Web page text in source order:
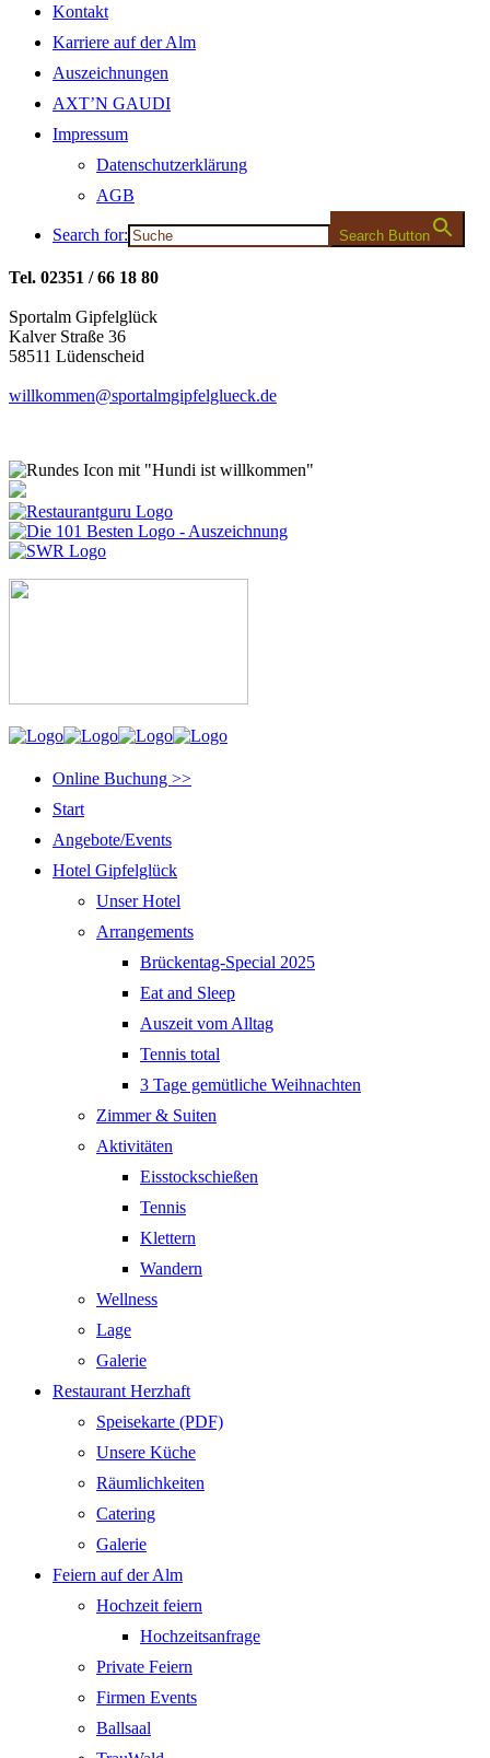
Kontakt
Karriere auf der Alm
Auszeichnungen
AXT’N GAUDI
Impressum
Datenschutzerklärung
AGB
Search for: Search Button
Tel. 02351 / 66 18 80
Sportalm Gipfelglück
Kalver Straße 36
58511 Lüdenscheid
willkommen@sportalmgipfelglueck.de
Online Buchung >>
Start
Angebote/Events
Hotel Gipfelglück
Unser Hotel
Arrangements
Brückentag-Special 2025
Eat and Sleep
Auszeit vom Alltag
Tennis total
3 Tage gemütliche Weihnachten
Zimmer & Suiten
Aktivitäten
Eisstockschießen
Tennis
Klettern
Wandern
Wellness
Lage
Galerie
Restaurant Herzhaft
Speisekarte (PDF)
Unsere Küche
Räumlichkeiten
Catering
Galerie
Feiern auf der Alm
Hochzeit feiern
Hochzeitsanfrage
Private Feiern
Firmen Events
Ballsaal